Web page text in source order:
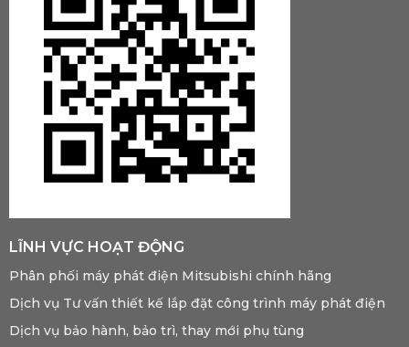
LĨNH VỰC HOẠT ĐỘNG
Phân phối máy phát điện Mitsubishi chính hãng
Dịch vụ Tư vấn thiết kế lắp đặt công trình máy phát điện
Dịch vụ bảo hành, bảo trì, thay mới phụ tùng